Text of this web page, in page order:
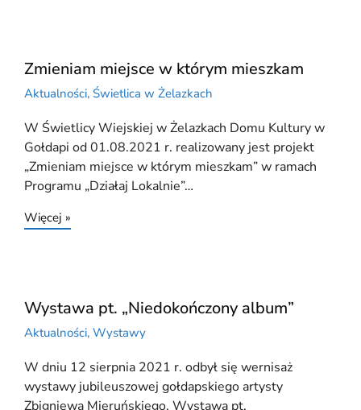
Zmieniam miejsce w którym mieszkam
Aktualności, Świetlica w Żelazkach
W Świetlicy Wiejskiej w Żelazkach Domu Kultury w
Gołdapi od 01.08.2021 r. realizowany jest projekt
„Zmieniam miejsce w którym mieszkam” w ramach
Programu „Działaj Lokalnie”…
Więcej »
Wystawa pt. „Niedokończony album”
Aktualności, Wystawy
W dniu 12 sierpnia 2021 r. odbył się wernisaż
wystawy jubileuszowej gołdapskiego artysty
Zbigniewa Mieruńskiego. Wystawa pt.